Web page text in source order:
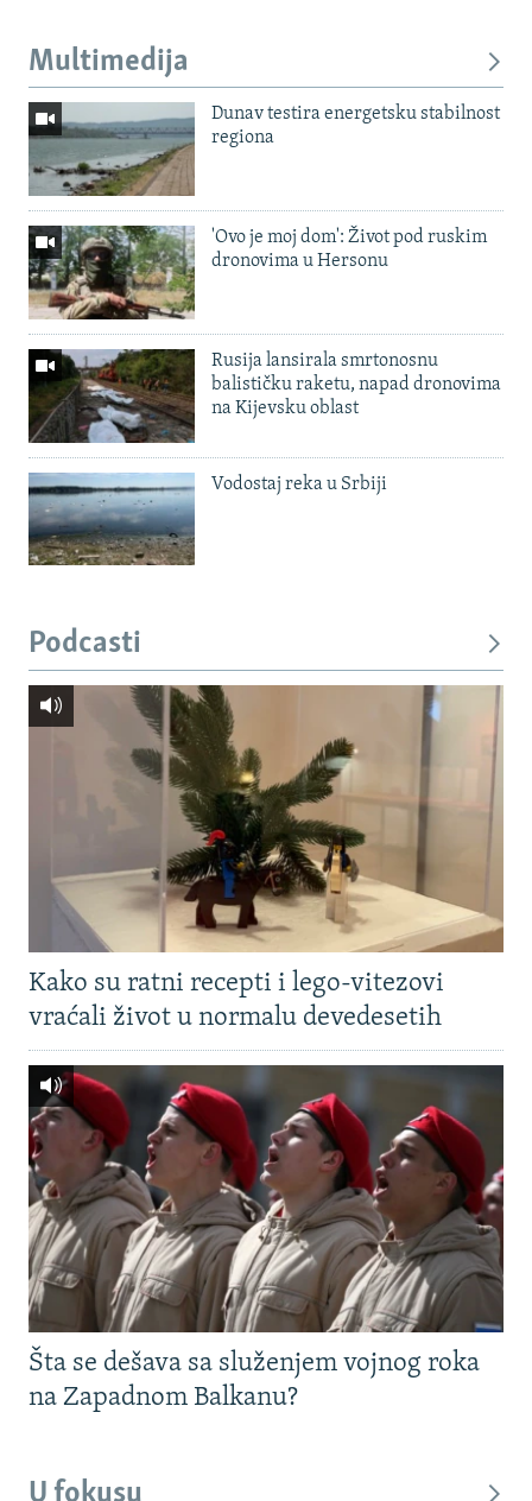
Multimedija
Dunav testira energetsku stabilnost
regiona
'Ovo je moj dom': Život pod ruskim
dronovima u Hersonu
Rusija lansirala smrtonosnu
balističku raketu, napad dronovima
na Kijevsku oblast
Vodostaj reka u Srbiji
Podcasti
Kako su ratni recepti i lego-vitezovi
vraćali život u normalu devedesetih
Šta se dešava sa služenjem vojnog roka
na Zapadnom Balkanu?
U fokusu